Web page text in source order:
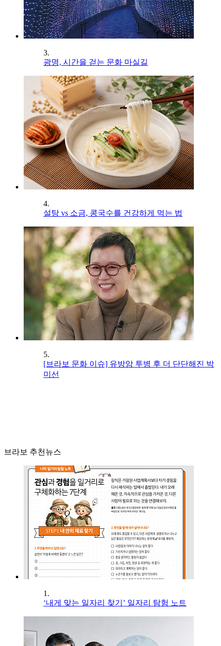
3.
광명, 시간을 걷는 문화 마실길
4.
설탕 vs 소금, 콩국수를 건강하게 먹는 법
5.
[브라보 문화 이슈] 유방암 투병 후 더 단단해진 박
미선
브라보 추천뉴스
1.
‘내게 맞는 일자리 찾기’ 일자리 탐험 노트